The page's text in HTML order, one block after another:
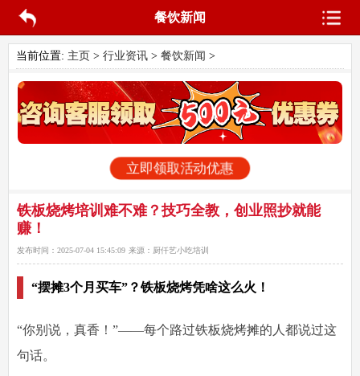
餐饮新闻
当前位置: 主页 > 行业资讯> 餐饮新闻 >
立即领取活动优惠
铁板烧烤培训难不难？技巧全教，创业照抄就能
赚！
发布时间： 2025-07-04 15:45:09 来源： 厨仟艺小吃培训
“摆摊3个月买车”？铁板烧烤凭啥这么火！
“你别说，真香！”——每个路过铁板烧烤摊的人都说过这
句话。